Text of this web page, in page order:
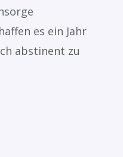
es ein Jahr
abstinent zu